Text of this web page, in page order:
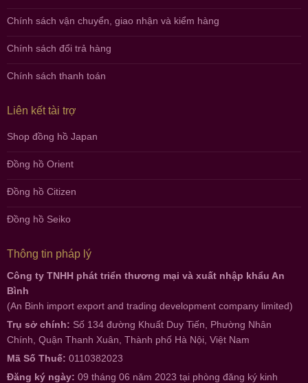
Chính sách vận chuyển, giao nhận và kiểm hàng
Chính sách đổi trả hàng
Chính sách thanh toán
Liên kết tài trợ
Shop đồng hồ Japan
Đồng hồ Orient
Đồng hồ Citizen
Đồng hồ Seiko
Thông tin pháp lý
Công ty TNHH phát triển thương mại và xuất nhập khẩu An
Bình
(An Binh import export and trading development company limited)
Trụ sở chính: Số 134 đường Khuất Duy Tiến, Phường Nhân
Chính, Quận Thanh Xuân, Thành phố Hà Nội, Việt Nam
Mã Số Thuế: 0110382023
Đăng ký ngày: 09 tháng 06 năm 2023 tại phòng đăng ký kinh